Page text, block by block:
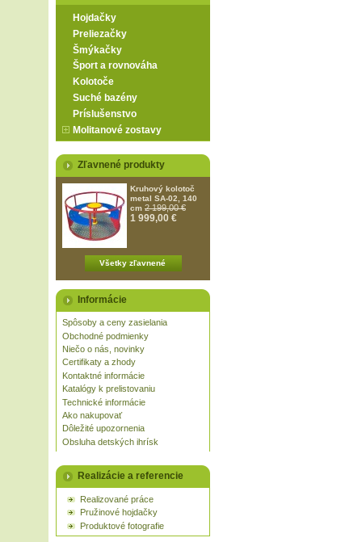
Hojdačky
Preliezačky
Šmýkačky
Šport a rovnováha
Kolotoče
Suché bazény
Príslušenstvo
Molitanové zostavy
Zľavnené produkty
Kruhový kolotoč
metal SA-02, 140
cm 2 199,00 €
1 999,00 €
Všetky zľavnené
Informácie
Spôsoby a ceny zasielania
Obchodné podmienky
Niečo o nás, novinky
Certifikaty a zhody
Kontaktné informácie
Katalógy k prelistovaniu
Technické informácie
Ako nakupovať
Dôležité upozornenia
Obsluha detských ihrísk
Realizácie a referencie
Realizované práce
Pružinové hojdačky
Produktové fotografie